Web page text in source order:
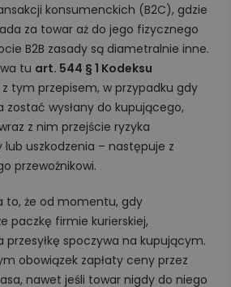
konsumenckich (B2C), gdzie
za towar aż do jego fizycznego
B2B zasady są diametralnie inne.
tu art. 544 § 1 Kodeksu
z tym przepisem, w przypadku gdy
wysłany do kupującego,
z nim przejście ryzyka
uszkodzenia – następuje z
przewoźnikowi.
to, że od momentu, gdy
paczkę firmie kurierskiej,
przesyłkę spoczywa na kupującym.
obowiązek zapłaty ceny przez
nawet jeśli towar nigdy do niego